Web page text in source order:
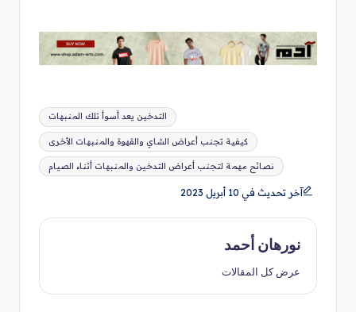
التدخين يعد أسوأ تلك المنبهات
كيفية تجنب أعراض الشاي والقهوة والمنبهات الأخرى
نصائح مهمة لتجنب أعراض التدخين والمنبهات أثناء الصيام
آخر تحديث في 10 أبريل 2023
نورهان أحمد
عرض كل المقالات